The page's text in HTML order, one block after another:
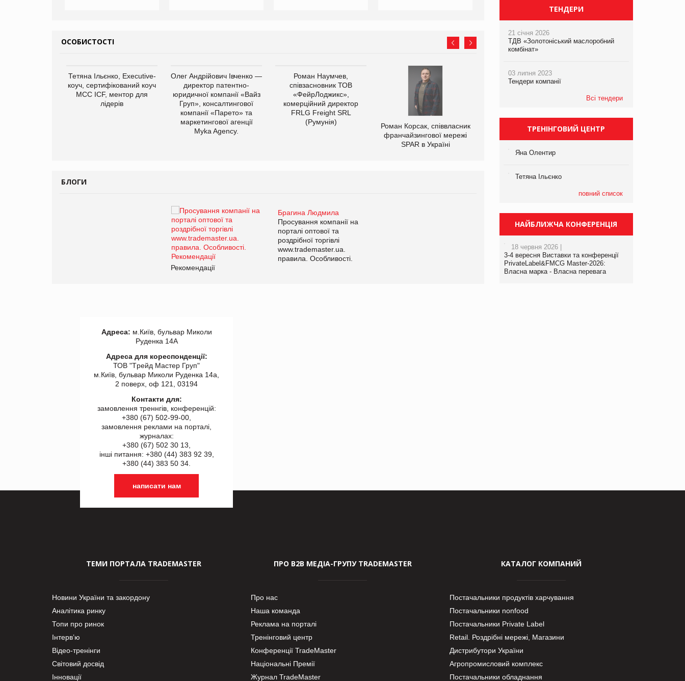
ОСОБИСТОСТІ
Тетяна Ільєнко, Executive-
коуч, сертифікований коуч
МСС ICF, ментор для
лідерів
Олег Андрійович Івченко —
директор патентно-
юридичної компанії «Вайз
Груп», консалтингової
компанії «Парето» та
маркетингової агенції
Myka Agency.
Роман Наумчев,
співзасновник ТОВ
«ФейрЛоджикс»,
комерційний директор
FRLG Freight SRL
(Румунія)
Роман Корсак, співвласник
франчайзингової мережі
SPAR в Україні
Олексій Логачов-Михайлов
Файно маркет Директор
БЛОГИ
Брагина Людмила
Просування компанії на
порталі оптової та
роздрібної торгівлі
www.trademaster.ua.
правила. Особливості.
Рекомендації
Брагина Людмила
Просування компанії на
правила. Особливості.
Рекомендації
ТЕНДЕРИ
21 січня 2026
ТДВ «Золотоніський маслоробний
комбінат»
03 липня 2023
Тендери компанії
Всі тендери
ТРЕНІНГОВИЙ ЦЕНТР
Яна Олентир
Тетяна Ільєнко
повний список
НАЙБЛИЖЧА КОНФЕРЕНЦІЯ
18 червня 2026 |
3-4 вересня Виставки та конференції
PrivateLabel&FMCG Master-2026:
Власна марка - Власна перевага
Адреса: м.Київ, бульвар Миколи
Руденка 14А
Адреса для кореспонденції:
ТОВ "Tрейд Мастер Груп"
м.Київ, бульвар Миколи Руденка 14а,
2 поверх, оф 121, 03194
Контакти для:
замовлення треннгів, конференцій:
+380 (67) 502-99-00,
замовлення реклами на порталі,
журналах:
+380 (67) 502 30 13,
інші питання: +380 (44) 383 92 39,
+380 (44) 383 50 34.
написати нам
ТЕМИ ПОРТАЛА TRADEMASTER
Новини України та закордону
Аналітика ринку
Топи про ринок
Інтерв’ю
Відео-тренінги
Світовий досвід
Інновації
ПРО В2В МЕДІА-ГРУПУ TRADEMASTER
Про нас
Наша команда
Реклама на порталі
Тренінговий центр
Конференції TradeMaster
Національні Премії
Журнал TradeMaster
КАТАЛОГ КОМПАНИЙ
Постачальники продуктів харчування
Постачальники nonfood
Постачальники Private Label
Retail. Роздрібні мережі, Магазини
Дистрибутори України
Агропромисловий комплекс
Постачальники обладнання